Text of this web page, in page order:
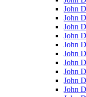
John
John
John
John
John
John
John
John
John
John